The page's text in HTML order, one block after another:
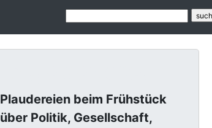
Plaudereien beim Frühstück
über Politik, Gesellschaft,